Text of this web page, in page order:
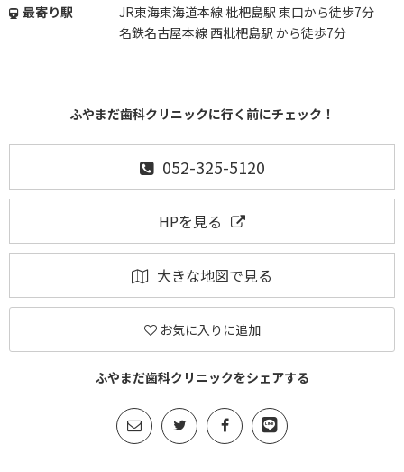
最寄り駅
JR東海東海道本線 枇杷島駅 東口から徒歩7分
名鉄名古屋本線 西枇杷島駅 から徒歩7分
ふやまだ歯科クリニックに行く前にチェック！
052-325-5120
HPを見る
大きな地図で見る
お気に入りに追加
ふやまだ歯科クリニックをシェアする